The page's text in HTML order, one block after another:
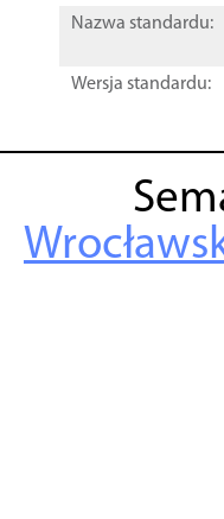
Nazwa standardu:
Wersja standardu: